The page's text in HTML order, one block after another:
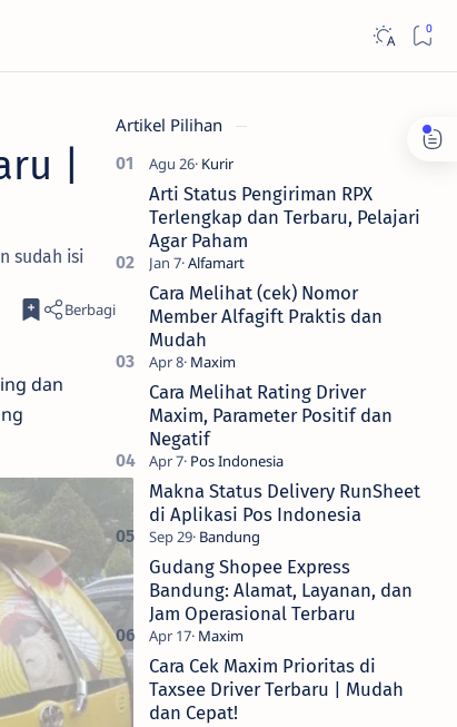
|
sudah isi
dan
Artikel Pilihan
Arti Status Pengiriman RPX
Terlengkap dan Terbaru, Pelajari
Agar Paham
Cara Melihat (cek) Nomor
Member Alfagift Praktis dan
Mudah
Cara Melihat Rating Driver
Maxim, Parameter Positif dan
Negatif
Makna Status Delivery RunSheet
di Aplikasi Pos Indonesia
Gudang Shopee Express
Bandung: Alamat, Layanan, dan
Jam Operasional Terbaru
Cara Cek Maxim Prioritas di
Taxsee Driver Terbaru | Mudah
dan Cepat!